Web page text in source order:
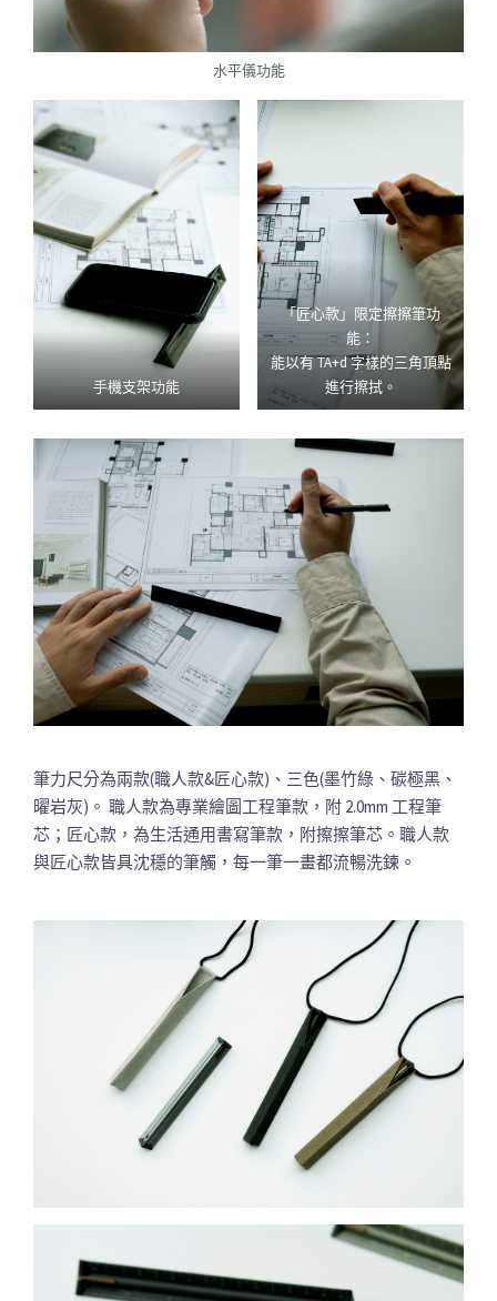
水平儀功能
手機支架功能
「匠心款」限定擦擦筆功
能：
能以有 TA+d 字樣的三角頂點
進行擦拭。
筆力尺分為兩款(職人款&匠心款)、三色(墨竹綠、碳極黑、
曜岩灰)。 職人款為專業繪圖工程筆款，附 2.0mm 工程筆
芯；匠心款，為生活通用書寫筆款，附擦擦筆芯。職人款
與匠心款皆具沈穩的筆觸，每一筆一畫都流暢洗鍊。